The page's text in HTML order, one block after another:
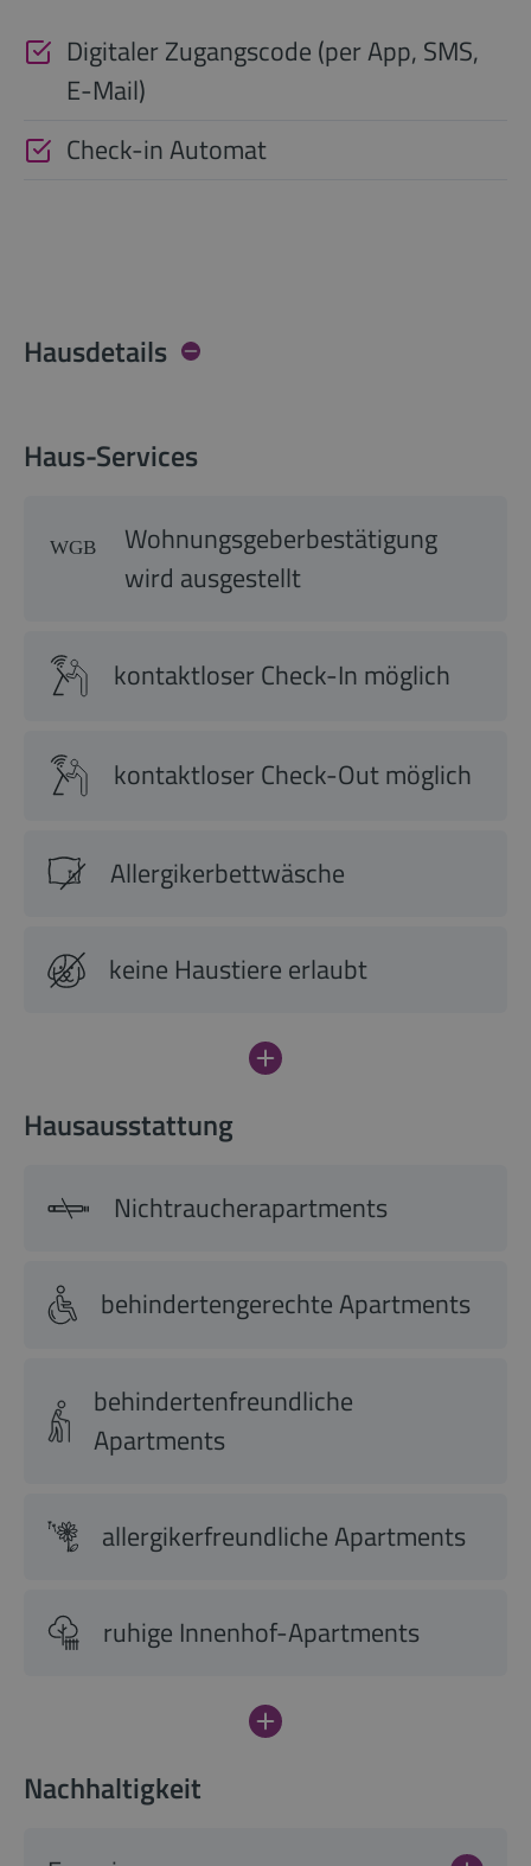
Digitaler Zugangscode (per App, SMS,
E-Mail)
Check-in Automat
Hausdetails
Haus-Services
Wohnungsgeberbestätigung
wird ausgestellt
kontaktloser Check-In möglich
kontaktloser Check-Out möglich
Allergikerbettwäsche
keine Haustiere erlaubt
Hausausstattung
Nichtraucherapartments
behindertengerechte Apartments
behindertenfreundliche
Apartments
allergikerfreundliche Apartments
ruhige Innenhof-Apartments
Nachhaltigkeit